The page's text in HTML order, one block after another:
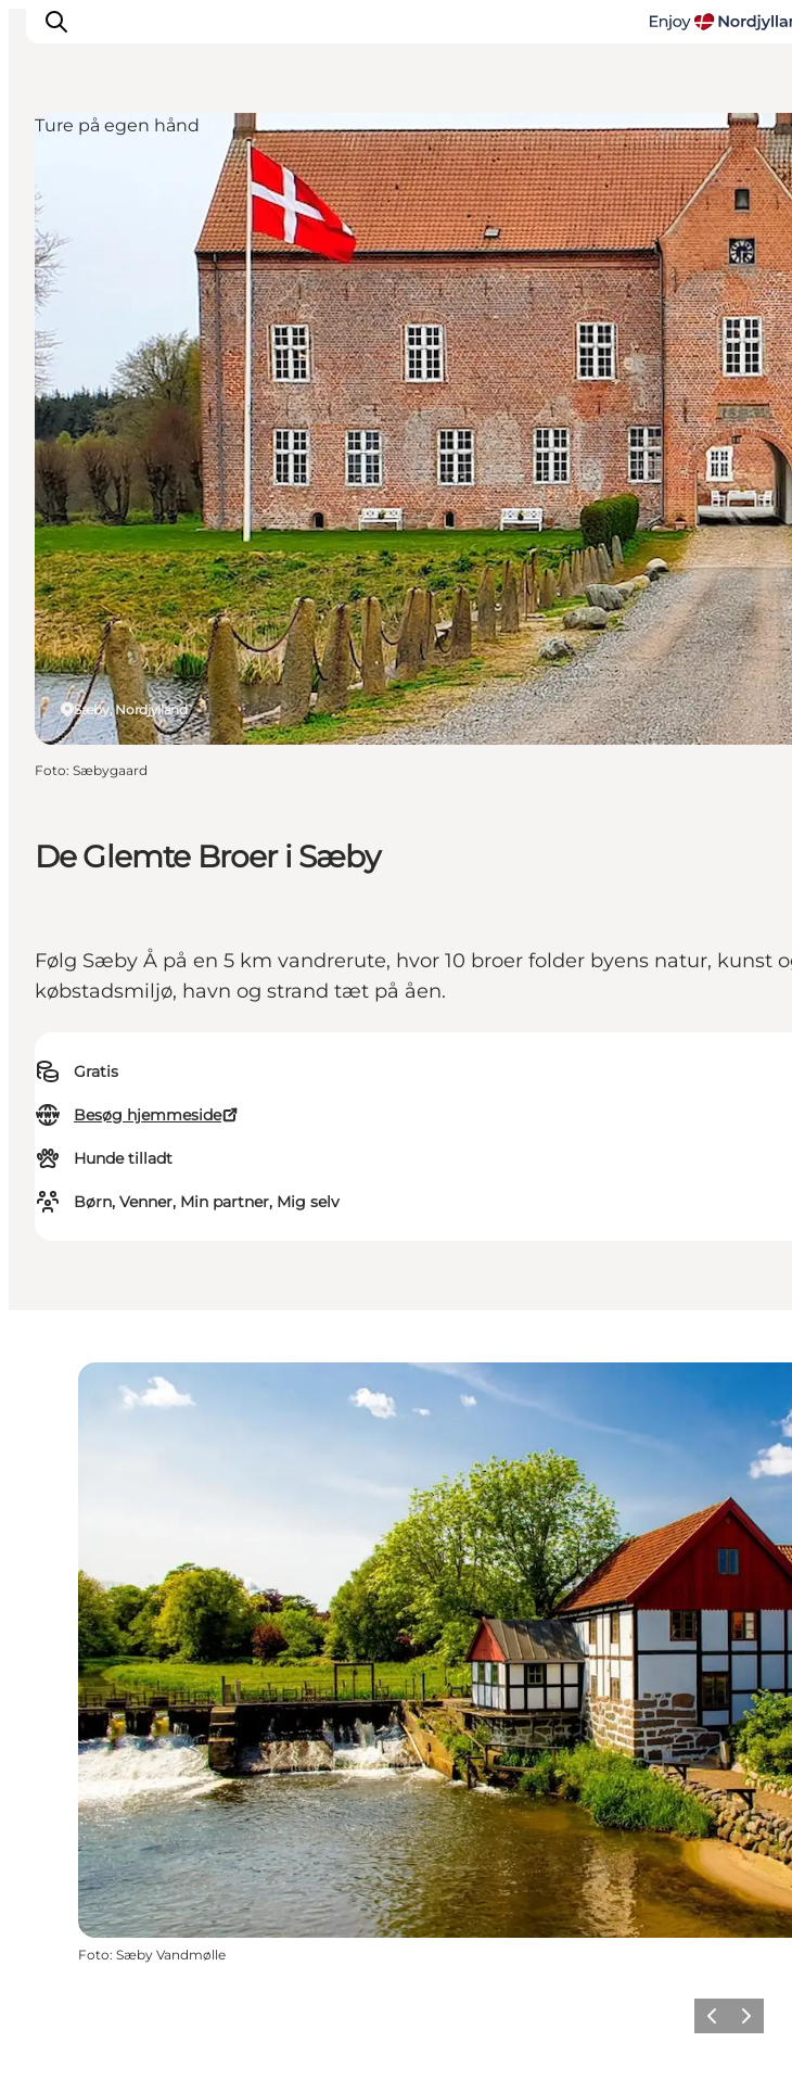
Oplevelser og aktiviteter
Planlæg din tur
Byer og steder
Guides
Det sker
For børn
De Glemte Broer i Sæby
Følg Sæby Å på en 5 km vandrerute, hvor 10 broer folder byens natur, kunst
købstadsmiljø, havn og strand tæt på åen.
Gratis
Besøg hjemmeside
Hunde tilladt
Børn, Venner, Min partner, Mig selv
Sæby, Nordjylland
Ture på egen hånd
Foto: Sæbygaard
Foto: Sæby Vandmølle
ForrigeNæste